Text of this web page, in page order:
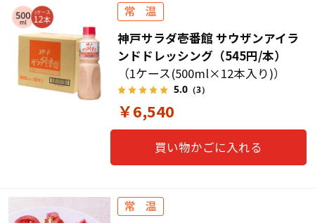
神戸サラダ壱番館 サウザンアイラ
ンドドレッシング（545円/本）
（1ケース(500ml×12本入り)）
5.0（3）
￥6,540
買い物かごに入れる